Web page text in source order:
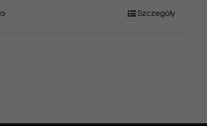
Szczegóły